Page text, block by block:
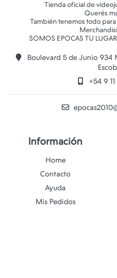
Tienda oficial de
Querés
También tenemos todo
Boulevard 5 de Junio 934
+54 9
Información
Home
Contacto
Ayuda
Mis Pedidos